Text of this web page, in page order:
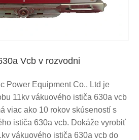
Vcb v rozvodni
Power Equipment Co., Ltd je
11kv vákuového ističa 630a vcb
viac ako 10 rokov skúseností s
ističa 630a vcb. Dokáže vyrobiť
vákuového ističa 630a vcb do